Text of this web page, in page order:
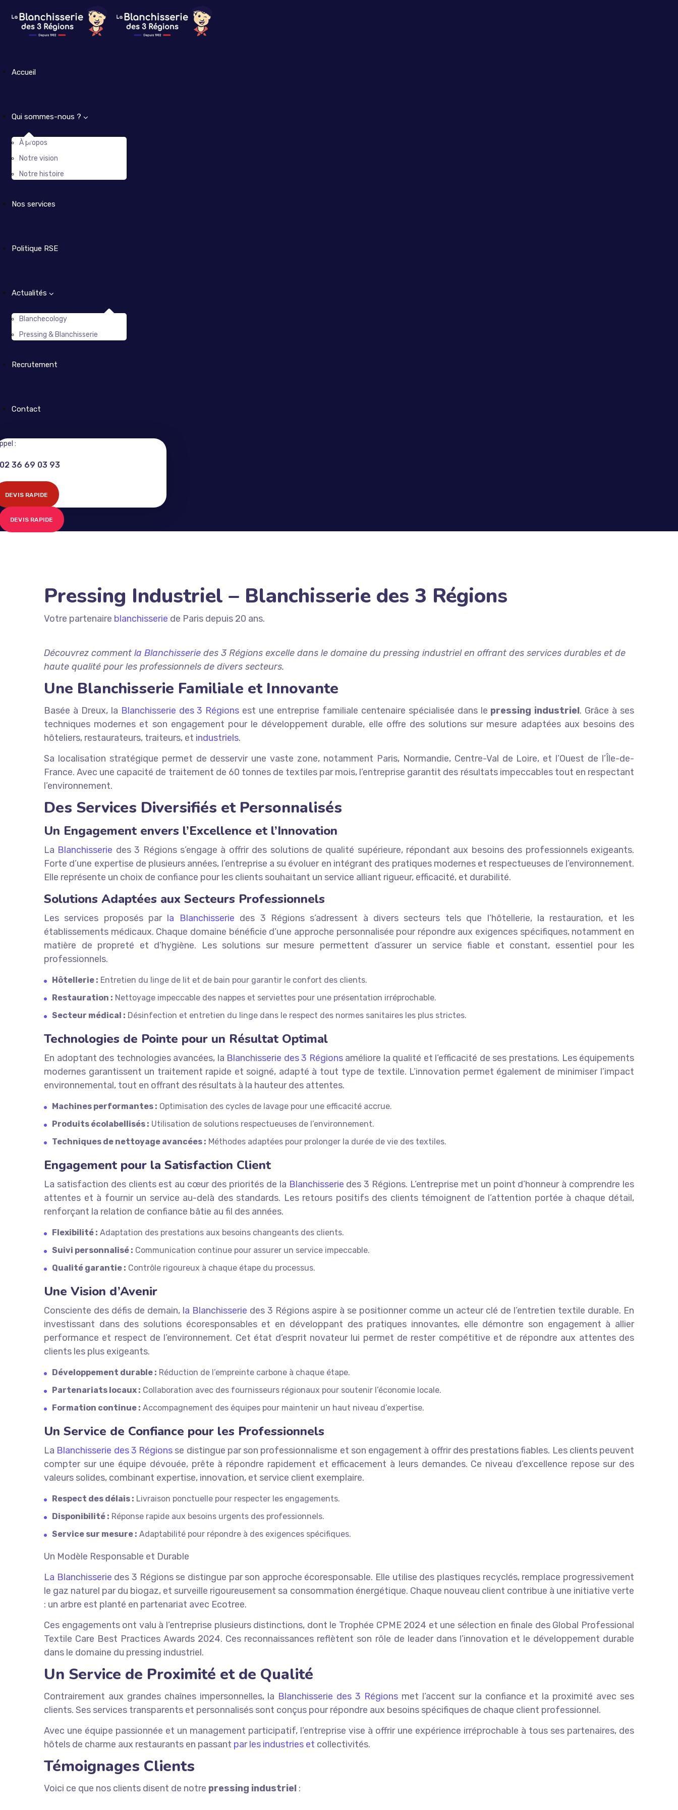
Accueil
Qui sommes-nous ?
À propos
Notre vision
Notre histoire
Nos services
Politique RSE
Actualités
Blanchecology
Pressing & Blanchisserie
Recrutement
Contact
:
02 36 69 03 93
DEVIS RAPIDE
DEVIS RAPIDE
Pressing Industriel – Blanchisserie des 3 Régions
Votre partenaire blanchisserie de Paris depuis 20 ans.
Découvrez comment la Blanchisserie des 3 Régions excelle dans le domaine du pressing industriel en offrant des services durables et de
haute qualité pour les professionnels de divers secteurs.
Une Blanchisserie Familiale et Innovante
Basée à Dreux, la Blanchisserie des 3 Régions est une entreprise familiale centenaire spécialisée dans le pressing industriel. Grâce à ses
techniques modernes et son engagement pour le développement durable, elle offre des solutions sur mesure adaptées aux besoins des
hôteliers, restaurateurs, traiteurs, et industriels.
Sa localisation stratégique permet de desservir une vaste zone, notamment Paris, Normandie, Centre-Val de Loire, et l’Ouest de l’Île-de-
France. Avec une capacité de traitement de 60 tonnes de textiles par mois, l’entreprise garantit des résultats impeccables tout en respectant
l’environnement.
Des Services Diversifiés et Personnalisés
Un Engagement envers l’Excellence et l’Innovation
La Blanchisserie des 3 Régions s’engage à offrir des solutions de qualité supérieure, répondant aux besoins des professionnels exigeants.
Forte d’une expertise de plusieurs années, l’entreprise a su évoluer en intégrant des pratiques modernes et respectueuses de l’environnement.
Elle représente un choix de confiance pour les clients souhaitant un service alliant rigueur, efficacité, et durabilité.
Solutions Adaptées aux Secteurs Professionnels
Les services proposés par la Blanchisserie des 3 Régions s’adressent à divers secteurs tels que l’hôtellerie, la restauration, et les
établissements médicaux. Chaque domaine bénéficie d’une approche personnalisée pour répondre aux exigences spécifiques, notamment en
matière de propreté et d’hygiène. Les solutions sur mesure permettent d’assurer un service fiable et constant, essentiel pour les
professionnels.
Hôtellerie : Entretien du linge de lit et de bain pour garantir le confort des clients.
Restauration : Nettoyage impeccable des nappes et serviettes pour une présentation irréprochable.
Secteur médical : Désinfection et entretien du linge dans le respect des normes sanitaires les plus strictes.
Technologies de Pointe pour un Résultat Optimal
En adoptant des technologies avancées, la Blanchisserie des 3 Régionsaméliore la qualité et l’efficacité de ses prestations. Les équipements
modernes garantissent un traitement rapide et soigné, adapté à tout type de textile. L’innovation permet également de minimiser l’impact
environnemental, tout en offrant des résultats à la hauteur des attentes.
Machines performantes : Optimisation des cycles de lavage pour une efficacité accrue.
Produits écolabellisés : Utilisation de solutions respectueuses de l’environnement.
Techniques de nettoyage avancées : Méthodes adaptées pour prolonger la durée de vie des textiles.
Engagement pour la Satisfaction Client
La satisfaction des clients est au cœur des priorités de la Blanchisserie des 3 Régions. L’entreprise met un point d’honneur à comprendre les
attentes et à fournir un service au-delà des standards. Les retours positifs des clients témoignent de l’attention portée à chaque détail,
renforçant la relation de confiance bâtie au fil des années.
Flexibilité : Adaptation des prestations aux besoins changeants des clients.
Suivi personnalisé : Communication continue pour assurer un service impeccable.
Qualité garantie : Contrôle rigoureux à chaque étape du processus.
Une Vision d’Avenir
Consciente des défis de demain, la Blanchisserie des 3 Régions aspire à se positionner comme un acteur clé de l’entretien textile durable. En
investissant dans des solutions écoresponsables et en développant des pratiques innovantes, elle démontre son engagement à allier
performance et respect de l’environnement. Cet état d’esprit novateur lui permet de rester compétitive et de répondre aux attentes des
clients les plus exigeants.
Développement durable : Réduction de l’empreinte carbone à chaque étape.
Partenariats locaux : Collaboration avec des fournisseurs régionaux pour soutenir l’économie locale.
Formation continue : Accompagnement des équipes pour maintenir un haut niveau d’expertise.
Un Service de Confiance pour les Professionnels
La Blanchisserie des 3 Régions se distingue par son professionnalisme et son engagement à offrir des prestations fiables. Les clients peuvent
compter sur une équipe dévouée, prête à répondre rapidement et efficacement à leurs demandes. Ce niveau d’excellence repose sur des
valeurs solides, combinant expertise, innovation, et service client exemplaire.
Respect des délais : Livraison ponctuelle pour respecter les engagements.
Disponibilité : Réponse rapide aux besoins urgents des professionnels.
Service sur mesure : Adaptabilité pour répondre à des exigences spécifiques.
Un Modèle Responsable et Durable
La Blanchisserie des 3 Régions se distingue par son approche écoresponsable. Elle utilise des plastiques recyclés, remplace progressivement
le gaz naturel par du biogaz, et surveille rigoureusement sa consommation énergétique. Chaque nouveau client contribue à une initiative verte
: un arbre est planté en partenariat avec Ecotree.
Ces engagements ont valu à l’entreprise plusieurs distinctions, dont le Trophée CPME 2024 et une sélection en finale des Global Professional
Textile Care Best Practices Awards 2024. Ces reconnaissances reflètent son rôle de leader dans l’innovation et le développement durable
dans le domaine du pressing industriel.
Un Service de Proximité et de Qualité
Contrairement aux grandes chaînes impersonnelles, la Blanchisserie des 3 Régions met l’accent sur la confiance et la proximité avec ses
clients. Ses services transparents et personnalisés sont conçus pour répondre aux besoins spécifiques de chaque client professionnel.
Avec une équipe passionnée et un management participatif, l’entreprise vise à offrir une expérience irréprochable à tous ses partenaires, des
hôtels de charme aux restaurants en passant par les industries et collectivités.
Témoignages Clients
Voici ce que nos clients disent de notre pressing industriel :